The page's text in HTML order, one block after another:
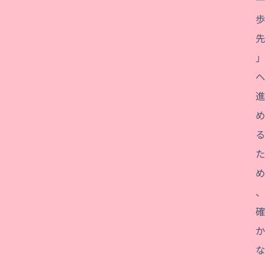
歩
先
」
へ
進
め
る
た
め
、
確
か
な